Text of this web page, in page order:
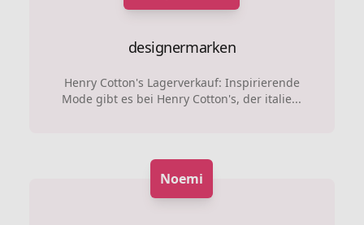
designermarken
Henry Cotton's Lagerverkauf: Inspirierende
Mode gibt es bei Henry Cotton's, der italie...
Noemi